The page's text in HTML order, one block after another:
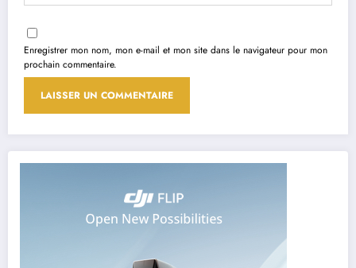
Enregistrer mon nom, mon e-mail et mon site dans le navigateur pour mon
prochain commentaire.